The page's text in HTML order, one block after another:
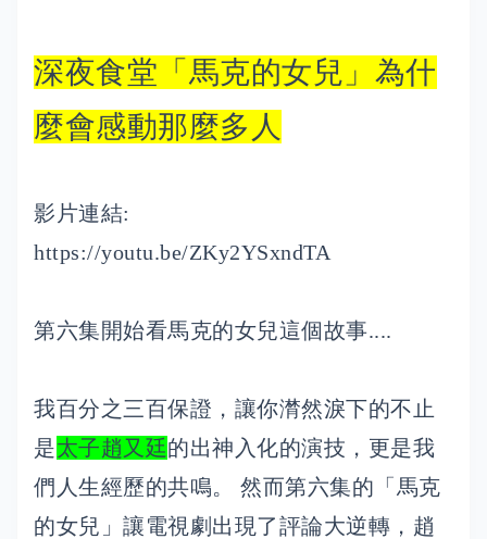
深夜食堂「馬克的女兒」為什
麼會感動那麼多人
影片連結:
https://youtu.be/ZKy2YSxndTA
第六集開始看馬克的女兒這個故事....
我百分之三百保證，讓你潸然淚下的不止
是太子趙又廷的出神入化的演技，更是我
們人生經歷的共鳴。 然而第六集的「馬克
的女兒」讓電視劇出現了評論大逆轉，趙